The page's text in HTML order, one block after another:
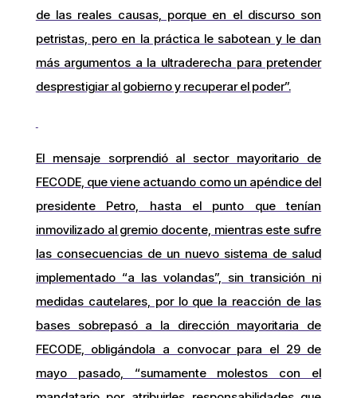
de las reales causas, porque en el discurso son
petristas, pero en la práctica le sabotean y le dan
más argumentos a la ultraderecha para pretender
desprestigiar al gobierno y recuperar el poder”.
El mensaje sorprendió al sector mayoritario de
FECODE, que viene actuando como un apéndice del
presidente Petro, hasta el punto que tenían
inmovilizado al gremio docente, mientras este sufre
las consecuencias de un nuevo sistema de salud
implementado “a las volandas”, sin transición ni
medidas cautelares, por lo que la reacción de las
bases sobrepasó a la dirección mayoritaria de
FECODE, obligándola a convocar para el 29 de
mayo pasado, “sumamente molestos con el